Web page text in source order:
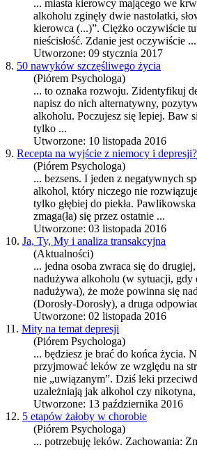
... miasta kierowcy mającego we
alkoholu zginęły dwie nastolatki,
kierowca (...)”. Ciężko oczywiście
nieścisłość. Zdanie jest oczywiście ...
Utworzone: 09 stycznia 2017
8. 50 nawyków szczęśliwego życia
(Piórem Psychologa)
... to oznaka rozwoju. Zidentyfikuj
napisz do nich alternatywny,
alkoholu. Poczujesz się lepiej. Baw
tylko ...
Utworzone: 10 listopada 2016
9. Recepta na wyjście z niemocy i depresji?
(Piórem Psychologa)
... bezsens. I jeden z negatywnych
alkohol, który niczego nie
tylko głębiej do piekła.
zmaga(ła) się przez ostatnie ...
Utworzone: 03 listopada 2016
10. Ja, Ty, My i analiza transakcyjna
(Aktualności)
... jedna osoba zwraca się do
nadużywa alkoholu (w sytuacji, gdy
nadużywa), że może powinna się
(Dorosły-Dorosły), a druga
Utworzone: 02 listopada 2016
11. Mity na temat depresji
(Piórem Psychologa)
... będziesz je brać do końca życia.
przyjmować leków ze względu na
nie „uwiązanym”. Dziś leki
uzależniają jak alkohol czy nikotyna,
Utworzone: 13 października 2016
12. 5 etapów żałoby w chorobie
(Piórem Psychologa)
... potrzebuję leków. Zachowania: